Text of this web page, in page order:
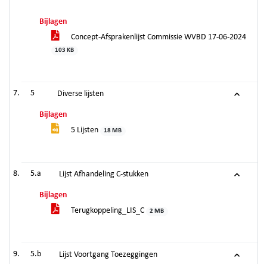
Bijlagen
Concept-Afsprakenlijst Commissie WVBD 17-06-2024
103 KB
5 Diverse lijsten
Bijlagen
5 Lijsten
18 MB
5.a Lijst Afhandeling C-stukken
Bijlagen
Terugkoppeling_LIS_C
2 MB
5.b Lijst Voortgang Toezeggingen